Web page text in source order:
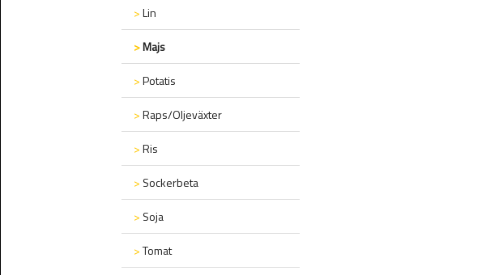
>Lin
>Majs
>Potatis
>Raps/Oljeväxter
>Ris
> Sockerbeta
> Soja
>Tomat